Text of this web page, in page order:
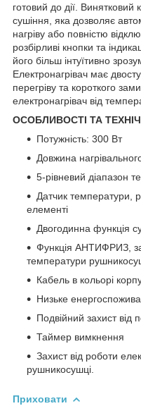
готовий до дії.
сушіння, яка дозволяє
нагріву або повністю
розбірливі кнопки та
його більш інтуїтивно
Електронагрівач має
перегріву та короткого
електронагрівач від
ОСОБЛИВОСТІ ТА
Потужність: 300 Вт
Довжина
5-рівневий діапазон
Датчик температури,
елементі
Двогодинна функція
Функція АНТИФРИЗ,
температури
Кабель в кольорі
Низьке
Подвійний захист від
Таймер вимкнення
Захист від роботи
рушникосушці.
Приховати